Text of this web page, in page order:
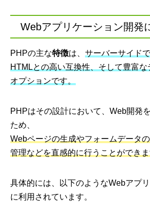
Webアプリケーション開発
PHPの主な特徴は、 サーバーサイド
HTMLとの高い互換性、そして豊富
オプションです。
PHPはその設計において、Web開発
ため、
Webページの生成やフォームデータ
管理などを直感的に行うことができま
具体的には、以下のようなWebアプ
に利用されています。